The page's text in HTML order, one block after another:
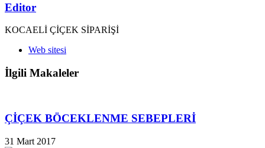
Editor
KOCAELİ ÇİÇEK SİPARİŞİ
Web sitesi
İlgili Makaleler
ÇİÇEK BÖCEKLENME SEBEPLERİ
31 Mart 2017